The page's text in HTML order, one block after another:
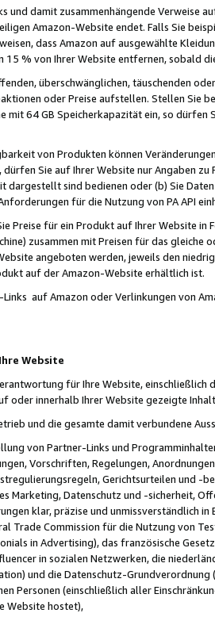
und damit zusammenhängende
Amazon-Website endet. Falls Sie
dass Amazon auf ausgewählte
15 % von Ihrer Website entfernen, sobald
überschwänglichen, täuschenden
oder Preise aufstellen. Stellen Sie
mit 64 GB Speicherkapazität ein, so dürfen
von Produkten können
Sie auf Ihrer Website nur Angaben
dargestellt sind bedienen oder (b) Sie
für die Nutzung von PA API
Preise für ein Produkt auf Ihrer Website
zusammen mit Preisen für das
angeboten werden, jeweils den
auf der Amazon-Website erhältlich ist.
auf Amazon oder Verlinkungen von
Website
für Ihre Website,
oder innerhalb Ihrer Website gezeigte
und die gesamte damit verbundene
von Partner-Links und
Vorschriften, Regelungen,
Gerichtsurteilen und -
Marketing, Datenschutz und -sicherheit,
klar, präzise und unmissverständlich
Trade Commission für die Nutzung von
in Advertising), das französische
in sozialen Netzwerken, die
und die Datenschutz-
Personen (einschließlich aller
Website hostet),